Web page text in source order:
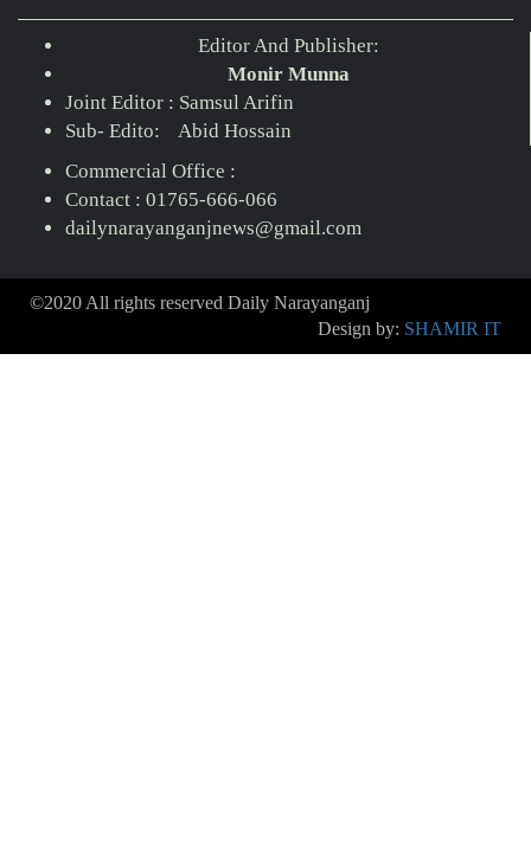
Editor And Publisher:
Monir Munna
Joint Editor : Samsul Arifin
Sub- Edito: Abid Hossain
Commercial Office :
Contact : 01765-666-066
dailynarayanganjnews@gmail.com
©2020 All rights reserved Daily Narayanganj
Design by: SHAMIR IT